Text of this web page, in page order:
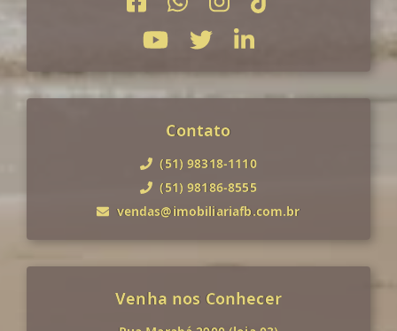
Contato
(51) 98318-1110
(51) 98186-8555
vendas@imobiliariafb.com.br
Venha nos Conhecer